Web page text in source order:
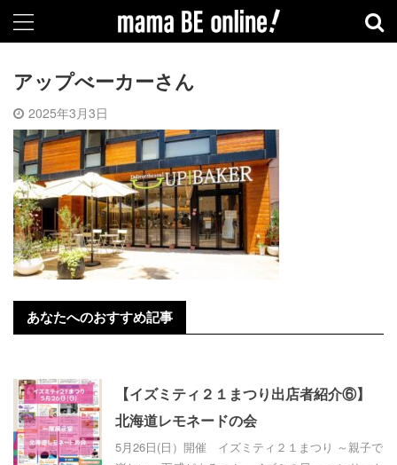
アップべーカーさん
2025年3月3日
あなたへのおすすめ記事
【イズミティ２１まつり出店者紹介⑥】
北海道レモネードの会
5月26日(日）開催 イズミティ２１まつり ～親子で